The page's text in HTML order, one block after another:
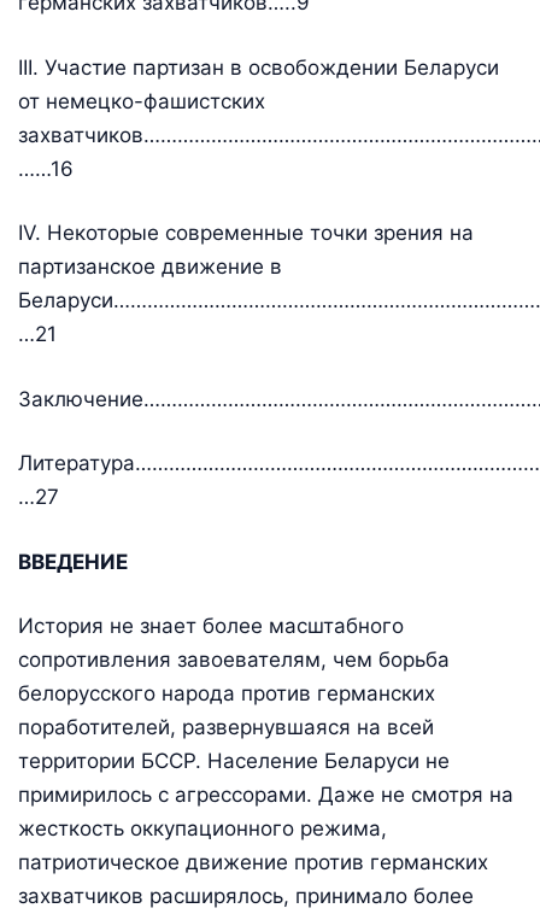
III. Участие партизан в освобождении Беларуси
от немецко-фашистских
……16
IV. Некоторые современные точки зрения на
партизанское движение в
…21
…27
ВВЕДЕНИЕ
История не знает более масштабного
сопротивления завоевателям, чем борьба
белорусского народа против германских
поработителей, развернувшаяся на всей
территории БССР. Население Беларуси не
примирилось с агрессорами. Даже не смотря на
жесткость оккупационного режима,
патриотическое движение против германских
захватчиков расширялось, принимало более